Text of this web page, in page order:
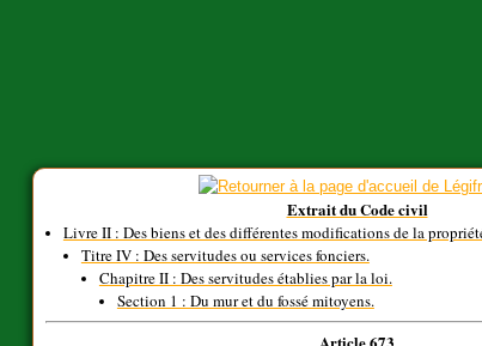
Extrait du Code civil
Livre II : Des biens et des différentes modifications de la
Titre IV : Des servitudes ou services fonciers.
Chapitre II : Des servitudes établies par la loi.
Section 1 : Du mur et du fossé mitoyens.